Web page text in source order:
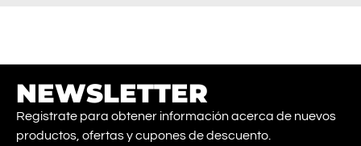
NEWSLETTER
Registrate para obtener información acerca de nuevos
productos, ofertas y cupones de descuento.